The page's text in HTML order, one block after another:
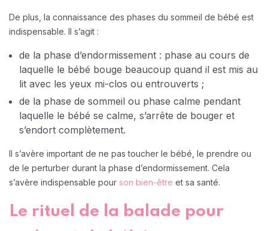
De plus, la connaissance des phases du sommeil de bébé est
indispensable. Il s’agit :
de la phase d’endormissement : phase au cours de
laquelle le bébé bouge beaucoup quand il est mis au
lit avec les yeux mi-clos ou entrouverts ;
de la phase de sommeil ou phase calme pendant
laquelle le bébé se calme, s’arrête de bouger et
s’endort complètement.
Il s’avère important de ne pas toucher le bébé, le prendre ou
de le perturber durant la phase d’endormissement. Cela
s’avère indispensable pour son bien-être et sa santé.
Le rituel de la balade pour